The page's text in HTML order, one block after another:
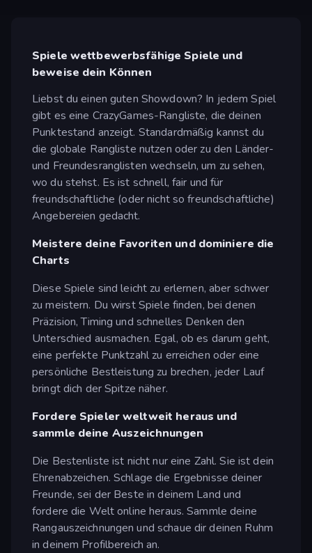
Spiele wettbewerbsfähige Spiele und
beweise dein Können
Liebst du einen guten Showdown? In jedem Spiel
gibt es eine CrazyGames-Rangliste, die deinen
Punktestand anzeigt. Standardmäßig kannst du
die globale Rangliste nutzen oder zu den Länder-
und Freundesranglisten wechseln, um zu sehen,
wo du stehst. Es ist schnell, fair und für
freundschaftliche (oder nicht so freundschaftliche)
Angebereien gedacht.
Meistere deine Favoriten und dominiere die
Charts
Diese Spiele sind leicht zu erlernen, aber schwer
zu meistern. Du wirst Spiele finden, bei denen
Präzision, Timing und schnelles Denken den
Unterschied ausmachen. Egal, ob es darum geht,
eine perfekte Punktzahl zu erreichen oder eine
persönliche Bestleistung zu brechen, jeder Lauf
bringt dich der Spitze näher.
Fordere Spieler weltweit heraus und
sammle deine Auszeichnungen
Die Bestenliste ist nicht nur eine Zahl. Sie ist dein
Ehrenabzeichen. Schlage die Ergebnisse deiner
Freunde, sei der Beste in deinem Land und
fordere die Welt online heraus. Sammle deine
Rangauszeichnungen und schaue dir deinen Ruhm
in deinem Profilbereich an.